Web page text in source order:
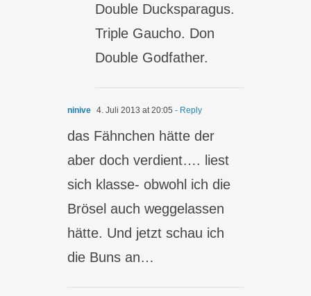
Double Ducksparagus.
Triple Gaucho. Don
Double Godfather.
ninive 4. Juli 2013 at 20:05 - Reply
das Fähnchen hätte der
aber doch verdient…. liest
sich klasse- obwohl ich die
Brösel auch weggelassen
hätte. Und jetzt schau ich
die Buns an…